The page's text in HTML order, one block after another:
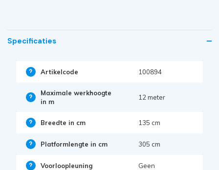
Specificaties
Artikelcode 100894
Maximale werkhoogte
in m
12 meter
Breedte in cm 135 cm
Platformlengte in cm 305 cm
Voorloopleuning Geen